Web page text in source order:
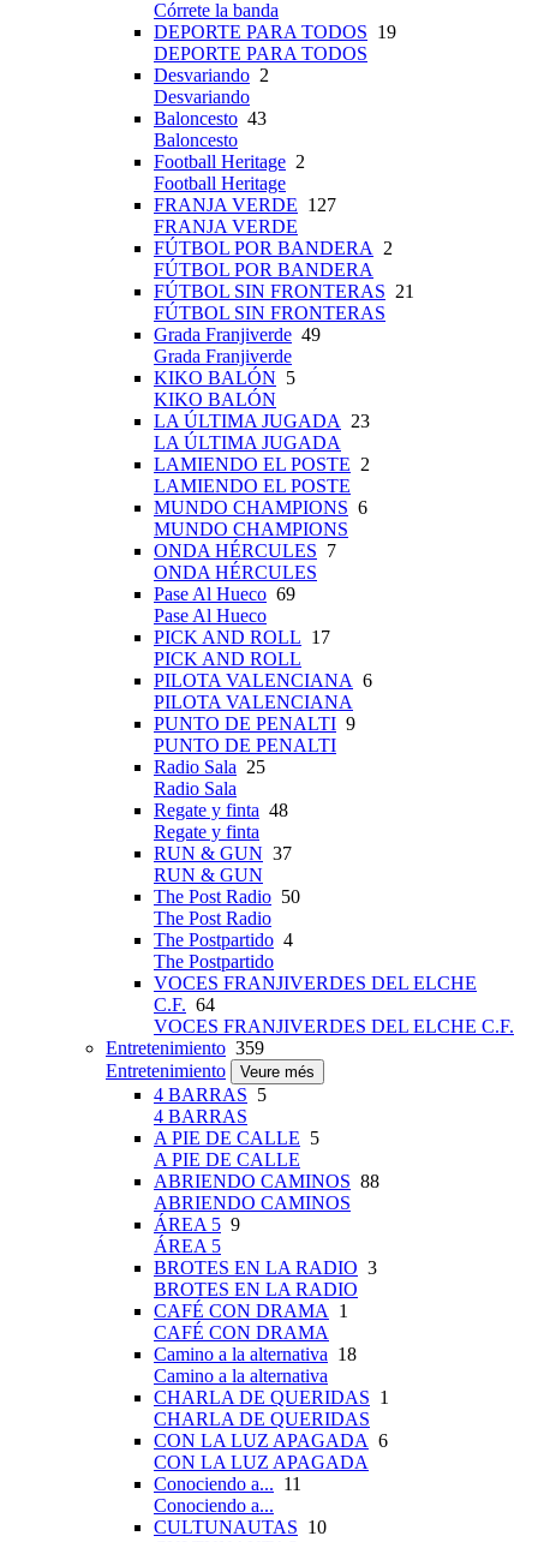
Córrete la banda
DEPORTE PARA TODOS 19
DEPORTE PARA TODOS
Desvariando 2
Desvariando
Baloncesto 43
Baloncesto
Football Heritage 2
Football Heritage
FRANJA VERDE 127
FRANJA VERDE
FÚTBOL POR BANDERA 2
FÚTBOL POR BANDERA
FÚTBOL SIN FRONTERAS 21
FÚTBOL SIN FRONTERAS
Grada Franjiverde 49
Grada Franjiverde
KIKO BALÓN 5
KIKO BALÓN
LA ÚLTIMA JUGADA 23
LA ÚLTIMA JUGADA
LAMIENDO EL POSTE 2
LAMIENDO EL POSTE
MUNDO CHAMPIONS 6
MUNDO CHAMPIONS
ONDA HÉRCULES 7
ONDA HÉRCULES
Pase Al Hueco 69
Pase Al Hueco
PICK AND ROLL 17
PICK AND ROLL
PILOTA VALENCIANA 6
PILOTA VALENCIANA
PUNTO DE PENALTI 9
PUNTO DE PENALTI
Radio Sala 25
Radio Sala
Regate y finta 48
Regate y finta
RUN & GUN 37
RUN & GUN
The Post Radio 50
The Post Radio
The Postpartido 4
The Postpartido
VOCES FRANJIVERDES DEL ELCHE
C.F. 64
VOCES FRANJIVERDES DEL ELCHE C.F.
Entretenimiento 359
Entretenimiento
Veure més
4 BARRAS 5
4 BARRAS
A PIE DE CALLE 5
A PIE DE CALLE
ABRIENDO CAMINOS 88
ABRIENDO CAMINOS
ÁREA 5 9
ÁREA 5
BROTES EN LA RADIO 3
BROTES EN LA RADIO
CAFÉ CON DRAMA 1
CAFÉ CON DRAMA
Camino a la alternativa 18
Camino a la alternativa
CHARLA DE QUERIDAS 1
CHARLA DE QUERIDAS
CON LA LUZ APAGADA 6
CON LA LUZ APAGADA
Conociendo a... 11
Conociendo a...
CULTUNAUTAS 10